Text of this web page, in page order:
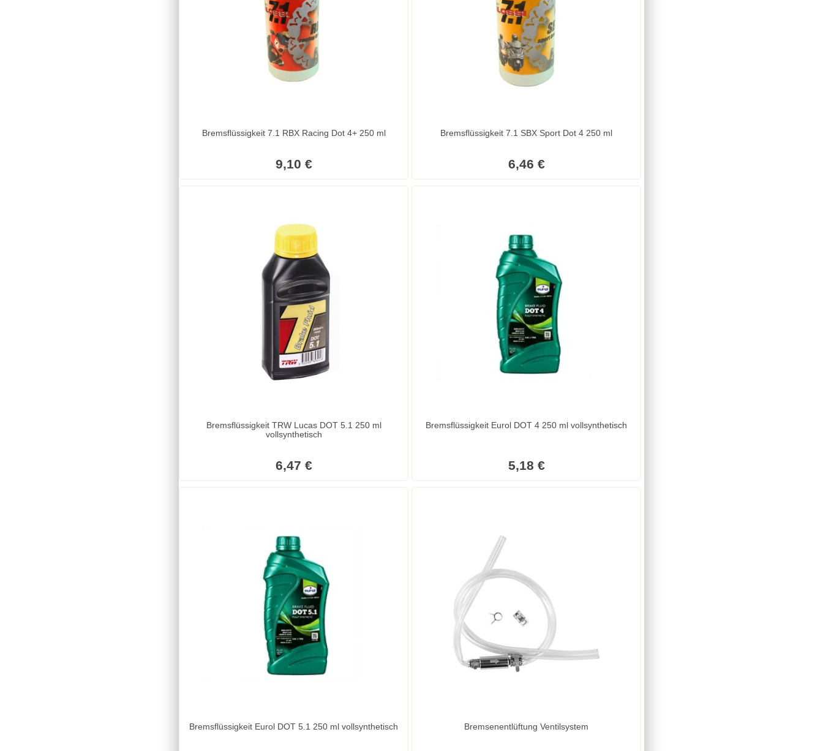
Bremsflüssigkeit 7.1 RBX Racing Dot 4+ 250 ml
9,10 €
Bremsflüssigkeit 7.1 SBX Sport Dot 4 250 ml
6,46 €
Bremsflüssigkeit TRW Lucas DOT 5.1 250 ml
vollsynthetisch
6,47 €
Bremsflüssigkeit Eurol DOT 4 250 ml vollsynthetisch
5,18 €
Bremsflüssigkeit Eurol DOT 5.1 250 ml vollsynthetisch Bremsenentlüftung Ventilsystem